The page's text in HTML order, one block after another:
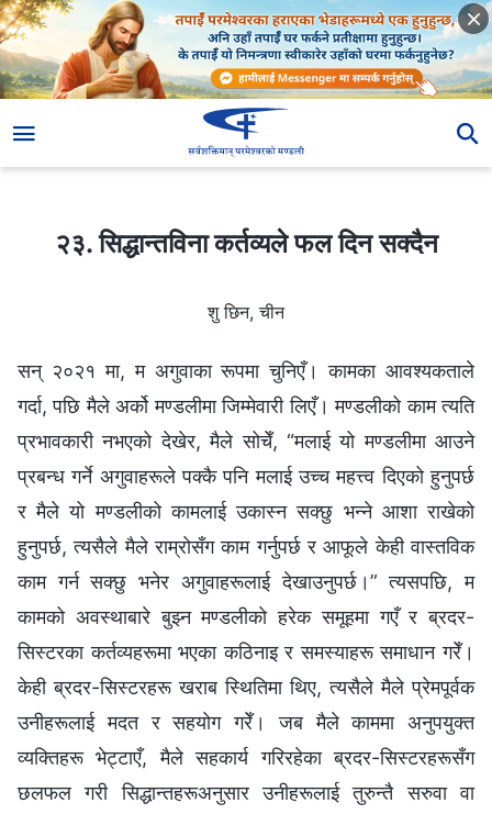
२३. सिद्धान्तविना कर्तव्यले फल दिन सक्दैन
२३. सिद्धान्तविना कर्तव्यले फल दिन सक्दैन
शु छिन, चीन
सन् २०२१ मा, म अगुवाका रूपमा चुनिएँ। कामका आवश्यकताले
गर्दा, पछि मैले अर्को मण्डलीमा जिम्मेवारी लिएँ। मण्डलीको काम त्यति
प्रभावकारी नभएको देखेर, मैले सोचेँ, “मलाई यो मण्डलीमा आउने
प्रबन्ध गर्ने अगुवाहरूले पक्कै पनि मलाई उच्च महत्त्व दिएको हुनुपर्छ
र मैले यो मण्डलीको कामलाई उकास्न सक्छु भन्ने आशा राखेको
हुनुपर्छ, त्यसैले मैले राम्रोसँग काम गर्नुपर्छ र आफूले केही वास्तविक
काम गर्न सक्छु भनेर अगुवाहरूलाई देखाउनुपर्छ।” त्यसपछि, म
कामको अवस्थाबारे बुझ्न मण्डलीको हरेक समूहमा गएँ र ब्रदर-
सिस्टरका कर्तव्यहरूमा भएका कठिनाइ र समस्याहरू समाधान गरेँ।
केही ब्रदर-सिस्टरहरू खराब स्थितिमा थिए, त्यसैले मैले प्रेमपूर्वक
उनीहरूलाई मदत र सहयोग गरेँ। जब मैले काममा अनुपयुक्त
व्यक्तिहरू भेट्टाएँ, मैले सहकार्य गरिरहेका ब्रदर-सिस्टरहरूसँग
छलफल गरी सिद्धान्तहरूअनुसार उनीहरूलाई तुरुन्तै सरुवा वा